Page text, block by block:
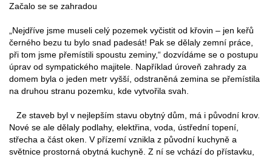
Začalo se se zahradou
„Nejdříve jsme museli celý pozemek vyčistit od křovin – jen keřů
černého bezu tu bylo snad padesát! Pak se dělaly zemní práce,
při tom jsme přemístili spoustu zeminy,“ dozvídáme se o postupu
úprav od sympatického majitele. Například úroveň zahrady za
domem byla o jeden metr vyšší, odstraněná zemina se přemístila
na druhou stranu pozemku, kde vytvořila svah.
Ze staveb byl v nejlepším stavu obytný dům, má i původní krov.
Nové se ale dělaly podlahy, elektřina, voda, ústřední topení,
střecha a část oken. V přízemí vznikla z původní kuchyně a
světnice prostorná obytná kuchyně. Z ní se vchází do přístavku,